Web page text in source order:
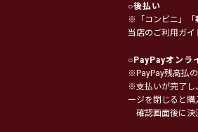
○後払い
※「コンビニ」「
当店のご利用ガ
○PayPayオンラ
※PayPay残高払の
※支払いが完了し
ージを閉じると購
確認画面後に決